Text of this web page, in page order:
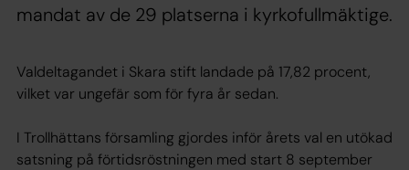
mandat av de 29 platserna i kyrkofullmäktige.
Valdeltagandet i Skara stift landade på 17,82 procent,
vilket var ungefär som för fyra år sedan.
I Trollhättans församling gjordes inför årets val en utökad
satsning på förtidsröstningen med start 8 september